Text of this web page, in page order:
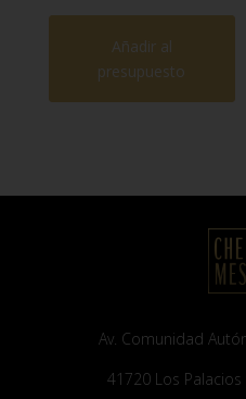
Añadir al
presupuesto
Av. Comunidad
41720 Los Palacios